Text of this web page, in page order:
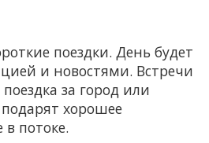
поездки. День будет
и новостями. Встречи
за город или
хорошее
в потоке.